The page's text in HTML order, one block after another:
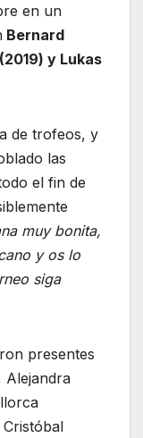
en un
Bernard
y Lukas
de trofeos, y
las
el fin de
muy bonita,
y os lo
siga
presentes
Alejandra
Cristóbal